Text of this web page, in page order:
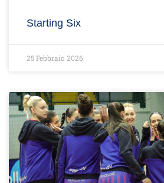
Starting Six
25 Febbraio 2026